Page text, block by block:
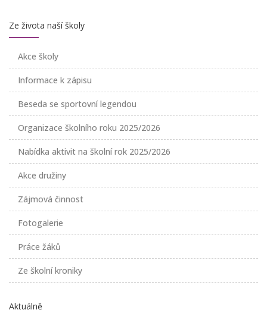
Ze života naší školy
Akce školy
Informace k zápisu
Beseda se sportovní legendou
Organizace školního roku 2025/2026
Nabídka aktivit na školní rok 2025/2026
Akce družiny
Zájmová činnost
Fotogalerie
Práce žáků
Ze školní kroniky
Aktuálně